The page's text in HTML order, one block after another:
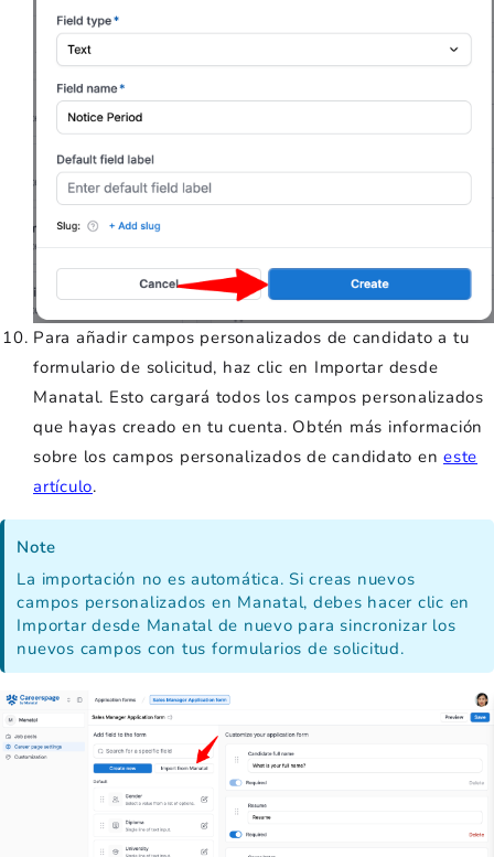
Para añadir campos personalizados de candidato a tu
formulario de solicitud, haz clic en Importar desde
Manatal. Esto cargará todos los campos personalizados
que hayas creado en tu cuenta. Obtén más información
sobre los campos personalizados de candidato en este
artículo.
Note
La importación no es automática. Si creas nuevos
campos personalizados en Manatal, debes hacer clic en
Importar desde Manatal de nuevo para sincronizar los
nuevos campos con tus formularios de solicitud.